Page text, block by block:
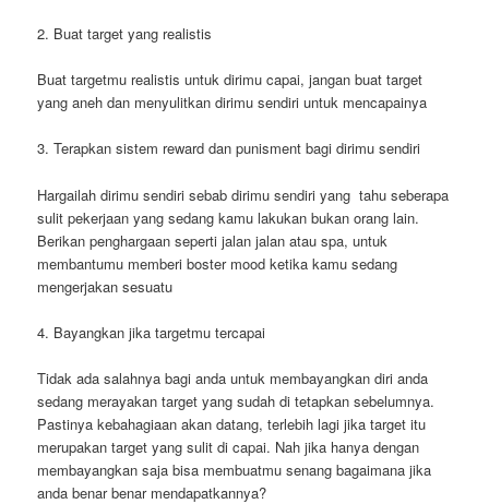
2. Buat target yang realistis
Buat targetmu realistis untuk dirimu capai, jangan buat target
yang aneh dan menyulitkan dirimu sendiri untuk mencapainya
3. Terapkan sistem reward dan punisment bagi dirimu sendiri
Hargailah dirimu sendiri sebab dirimu sendiri yang tahu seberapa
sulit pekerjaan yang sedang kamu lakukan bukan orang lain.
Berikan penghargaan seperti jalan jalan atau spa, untuk
membantumu memberi boster mood ketika kamu sedang
mengerjakan sesuatu
4. Bayangkan jika targetmu tercapai
Tidak ada salahnya bagi anda untuk membayangkan diri anda
sedang merayakan target yang sudah di tetapkan sebelumnya.
Pastinya kebahagiaan akan datang, terlebih lagi jika target itu
merupakan target yang sulit di capai. Nah jika hanya dengan
membayangkan saja bisa membuatmu senang bagaimana jika
anda benar benar mendapatkannya?